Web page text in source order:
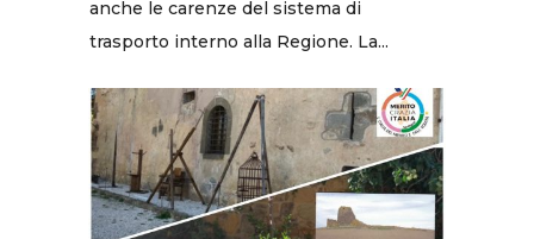
anche le carenze del sistema di
trasporto interno alla Regione. La...